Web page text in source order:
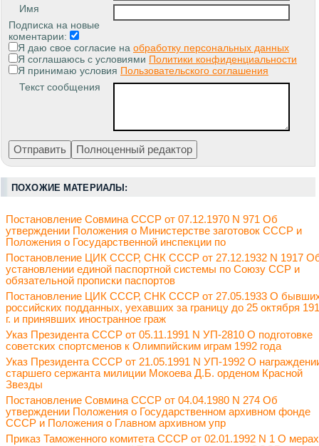
Имя
Подписка на новые
коментарии:
Я даю свое согласие на обработку персональных данных
Я соглашаюсь с условиями Политики конфиденциальности
Я принимаю условия Пользовательского соглашения
Текст сообщения
ПОХОЖИЕ МАТЕРИАЛЫ:
Постановление Совмина СССР от 07.12.1970 N 971 Об
утверждении Положения о Министерстве заготовок СССР и
Положения о Государственной инспекции по
Постановление ЦИК СССР, СНК СССР от 27.12.1932 N 1917
установлении единой паспортной системы по Союзу ССР и
обязательной прописки паспортов
Постановление ЦИК СССР, СНК СССР от 27.05.1933 О
российских подданных, уехавших за границу до 25 октября
г. и принявших иностранное граж
Указ Президента СССР от 05.11.1991 N УП-2810 О подготовке
советских спортсменов к Олимпийским играм 1992 года
Указ Президента СССР от 21.05.1991 N УП-1992 О
старшего сержанта милиции Мокоева Д.Б. орденом Красной
Звезды
Постановление Совмина СССР от 04.04.1980 N 274 Об
утверждении Положения о Государственном архивном фонде
СССР и Положения о Главном архивном упр
Приказ Таможенного комитета СССР от 02.01.1992 N 1 О